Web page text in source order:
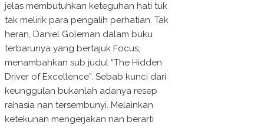
jelas membutuhkan keteguhan hati tuk
tak melirik para pengalih perhatian. Tak
heran, Daniel Goleman dalam buku
terbarunya yang bertajuk Focus,
menambahkan sub judul “The Hidden
Driver of Excellence”. Sebab kunci dari
keunggulan bukanlah adanya resep
rahasia nan tersembunyi. Melainkan
ketekunan mengerjakan nan berarti